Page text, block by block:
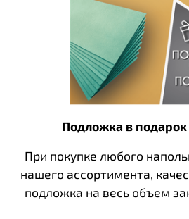
Подложка в подарок
При покупке любого
нашего ассортимента,
подложка на весь объем